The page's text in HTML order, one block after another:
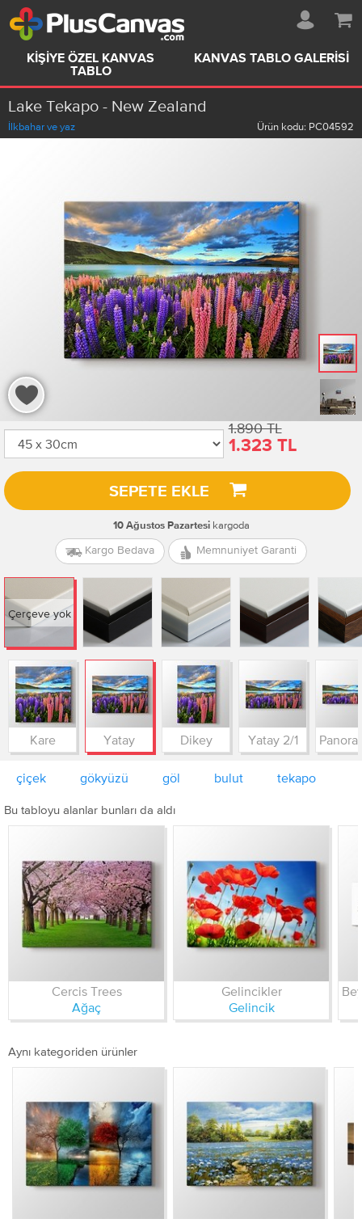
KIŞIYE ÖZEL KANVAS
TABLO
KANVAS TABLO GALERISI
Lake Tekapo - New Zealand
İlkbahar ve yaz Ürün kodu: PC04592
1.890 TL
1.323 TL
SEPETE EKLE
10 Ağustos Pazartesikargoda
Kargo Bedava Memnuniyet Garanti
Çerçeve yok
Kare Yatay Dikey Yatay 2/1
çiçek gökyüzü göl bulut tekapo
Bu tabloyu alanlar bunları da aldı
Cercis Trees
Ağaç
Gelincikler
Gelincik
Aynı kategoriden ürünler